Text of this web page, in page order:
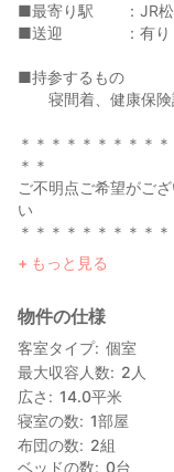
■最寄り駅 ：JR松
■送迎 ：有り 事
■持参するもの
寝間着、健康保険
＊＊＊＊＊＊＊＊＊
＊＊
ご不明点ご希望がご
い
＊＊＊＊＊＊＊＊＊
＊＊
木幡幡まつり
http://
もっと見る
物件の仕様
客室タイプ 個室
最大収容人数
2 人
広さ
14.0平米
寝室の数
1部屋
布団の数
2組
ベッドの数
0台